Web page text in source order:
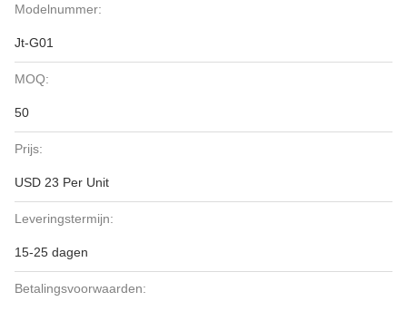
Modelnummer:
Jt-G01
MOQ:
50
Prijs:
USD 23 Per Unit
Leveringstermijn:
15-25 dagen
Betalingsvoorwaarden: